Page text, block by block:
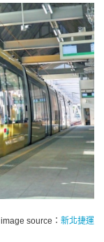
image source： 新北捷運